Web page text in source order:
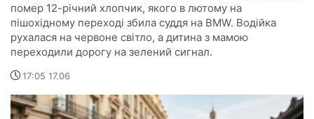
помер 12-річний хлопчик, якого в лютому на
пішохідному переході збила суддя на BMW. Водійка
рухалася на червоне світло, а дитина з мамою
переходили дорогу на зелений сигнал.
17:05 17.06